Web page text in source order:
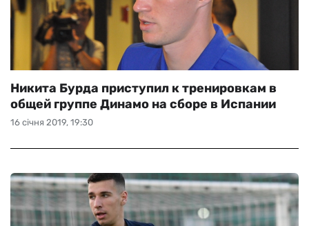
16 січня 2019, 19:30
Никита Бурда приступил к тренировкам в
общей группе Динамо на сборе в Испании